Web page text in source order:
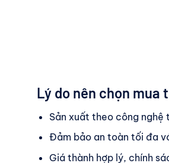
Lý do nên chọn mua
Sản xuất theo công
Đảm bảo an toàn tối đa
Giá thành hợp lý, chính